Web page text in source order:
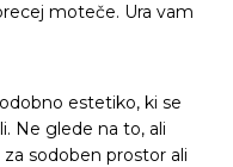
moteče. Ura vam
estetiko, ki se
Ne glede na to, ali
sodoben prostor ali